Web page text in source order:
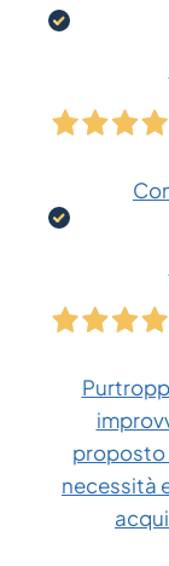
proposto
necessità